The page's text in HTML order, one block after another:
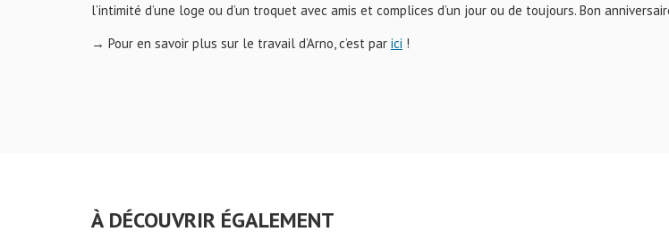
l’intimité d’une loge ou d’un troquet avec amis et complices d’un jour ou de toujours. Bon
→ Pour en savoir plus sur le travail d’Arno, c’est par ici !
À DÉCOUVRIR ÉGALEMENT